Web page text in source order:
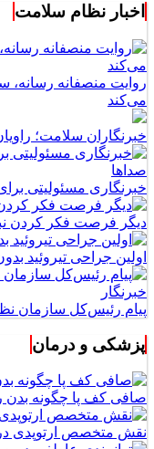
اخبار نظام سلامت
روایت منصفانه رسانه،
می‌کند
خبرنگاران سلامت؛
خبرنگاری مسئولیتی
دیگر فرصت فکر کردن
اولین جراحی تیروئید
پیام رئیس‌کل سازمان
پزشکی و درمان
صافی کف پا چگونه بدن
نقش متخصص ارتوپدی